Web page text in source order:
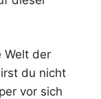
Welt der
du nicht
vor sich